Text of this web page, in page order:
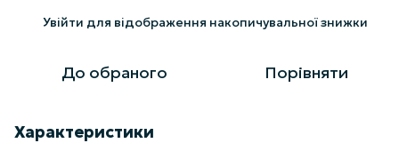
Увійти для відображення накопичувальної знижки
До обраного Порівняти
Характеристики